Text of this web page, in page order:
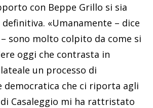
con Beppe Grillo si sia
«Umanamente – dice
– sono molto colpito da come si
oggi che contrasta in
un processo di
democratica che ci riporta agli
Casaleggio mi ha rattristato